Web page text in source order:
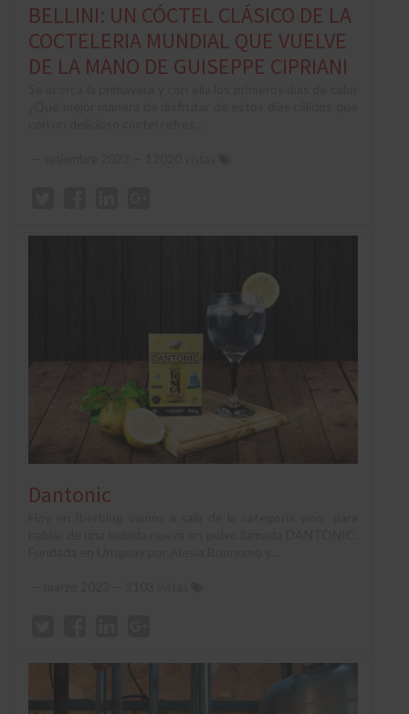
BELLINI: UN CÓCTEL CLÁSICO DE LA
COCTELERIA MUNDIAL QUE VUELVE
DE LA MANO DE GUISEPPE CIPRIANI
Dantonic